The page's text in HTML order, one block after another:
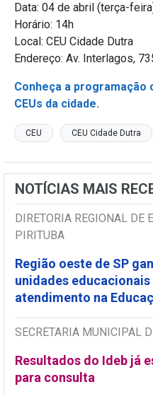
Data: 04 de abril (terça-
Horário: 14h
Local: CEU Cidade Dutra
Endereço: Av. Interlagos,
Conheça a
CEUs da cidade.
CEU CEU Cidade Dutra
NOTÍCIAS MAIS
DIRETORIA REGIONAL DE
PIRITUBA
Região oeste de SP
unidades
atendimento na
SECRETARIA MUNICIPAL
Resultados do Ideb já
para consulta